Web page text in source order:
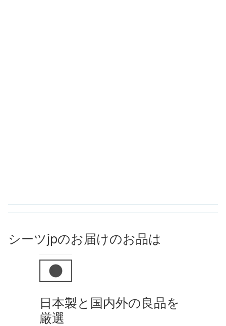
シーツjpのお届けのお品は
日本製と国内外の良品を
厳選